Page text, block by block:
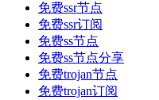
免费ssr节点
免费ssr订阅
免费ss节点
免费ss节点分享
免费trojan节点
免费trojan订阅